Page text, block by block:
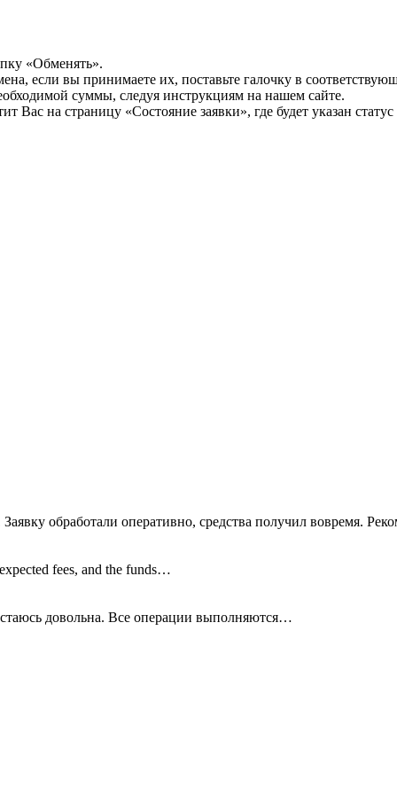
«Обменять».
если вы принимаете их, поставьте галочку в
суммы, следуя инструкциям на нашем сайте.
Вас на страницу «Состояние заявки», где будет указан
обработали оперативно, средства получил вовремя.
fees, and the funds…
довольна. Все операции выполняются…